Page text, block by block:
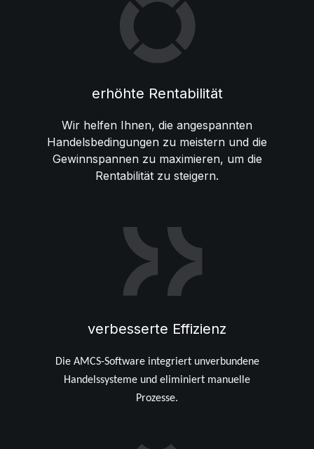
erhöhte Rentabilität
Wir helfen Ihnen, die angespannten
Handelsbedingungen zu meistern und die
Gewinnspannen zu maximieren, um die
Rentabilität zu steigern.
verbesserte Effizienz
Die AMCS-Software integriert unverbundene
Handelssysteme und eliminiert manuelle
Prozesse.